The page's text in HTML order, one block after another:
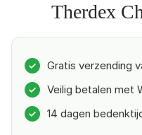
Therdex
✓ Gratis verzending
✓ Veilig betalen met
✓ 14 dagen